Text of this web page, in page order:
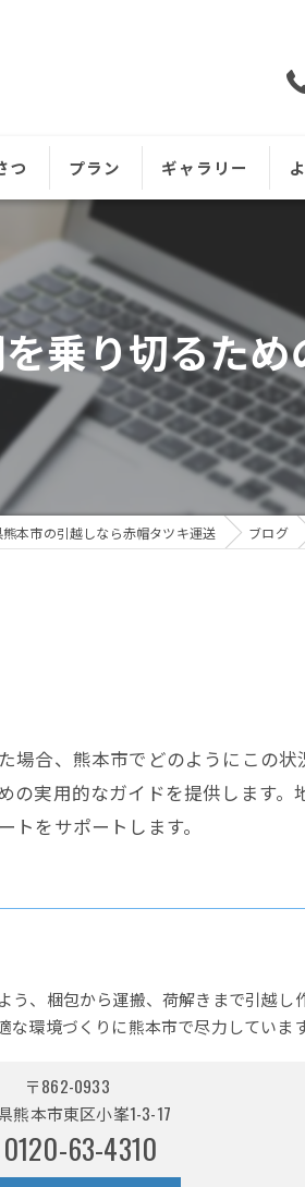
つ プラン ギャラリー
乗り切るた
本市の引越しなら赤帽タツキ運送 ブログ
合、熊本市でどのようにこの
実用的なガイドを提供します
をサポートします。
う、梱包から運搬、荷解きまで引越
環境づくりに熊本市で尽力しています
〒862-0933
熊本市東区小峯1-3-17
0120-63-4310